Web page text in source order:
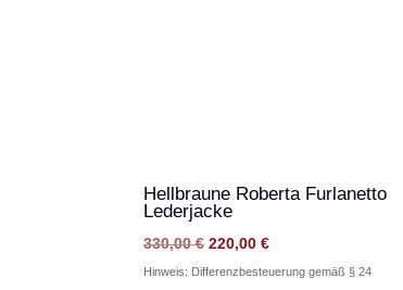
Hellbraune Roberta Furlanetto
Lederjacke
330,00€ Ursprünglicher
Preis
220,00 €Aktueller
Preis
Hinweis: Differenzbesteuerung gemäß § 24